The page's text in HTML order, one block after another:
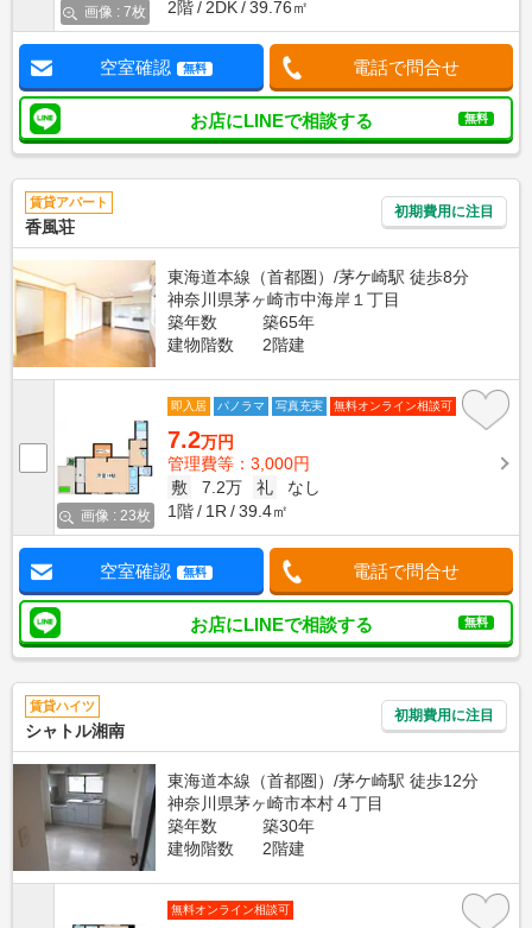
画像 : 7枚 2階 2DK 39.76㎡
空室確認 無料 電話で問合せ
お店にLINEで相談する 無料
賃貸アパート
香風荘
初期費用に注目
東海道本線（首都圏）/茅ケ崎駅 徒歩8分
神奈川県茅ヶ崎市中海岸１丁目
築年数
築65年
建物階数
2階建
画像 : 23枚
即入居 パノラマ 写真充実 無料オンライン相談可
7.2万円
管理費等：3,000円
敷
7.2万 礼
なし
1階
1R 39.4㎡
空室確認 無料 電話で問合せ
お店にLINEで相談する 無料
賃貸ハイツ
シャトル湘南
初期費用に注目
東海道本線（首都圏）/茅ケ崎駅 徒歩12分
神奈川県茅ヶ崎市本村４丁目
築年数
築30年
建物階数
2階建
無料オンライン相談可